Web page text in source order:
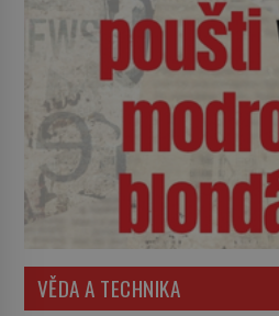
VĚDA A TECHNIKA